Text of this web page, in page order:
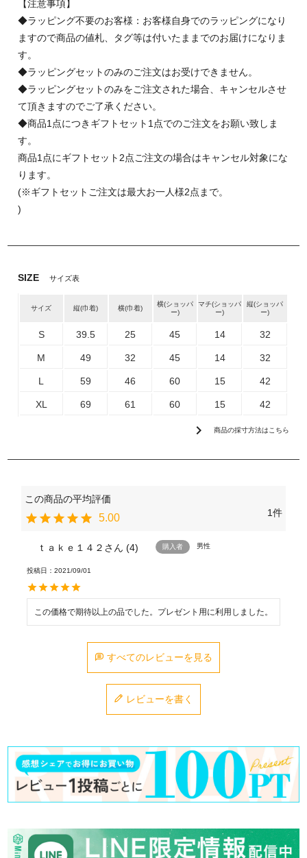
【注意事項】
◆ラッピング不要のお客様：お客様自身でのラッピングになり
ますので商品の値札、タグ等は付いたままでのお届けになりま
す。
◆ラッピングセットのみのご注文はお受けできません。
◆ラッピングセットのみをご注文された場合、キャンセルさせ
て頂きますのでご了承ください。
◆商品1点につきギフトセット1点でのご注文をお願い致しま
す。
商品1点にギフトセット2点ご注文の場合はキャンセル対象にな
ります。
(※ギフトセットご注文は最大お一人様2点まで。
)
SIZE サイズ表
サイズ 縦(巾着) 横(巾着)
横(ショッパ
ー)
マチ(ショッパ
ー)
縦(ショッパ
ー)
S 39.5 25 45 14 32
M 49 32 45 14 32
L 59 46 60 15 42
XL 69 61 60 15 42
chevron_right 商品の採寸方法はこちら
5.00 1
ｔａｋｅ１４２ 4 購入者 男性
投稿日 2021/09/01
この価格で期待以上の品でした。プレゼント用に利用しました。
すべてのレビューを見る
レビューを書く